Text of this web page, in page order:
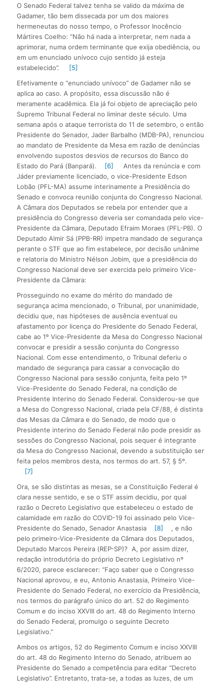
O Senado Federal talvez tenha se valido da máxima de
Gadamer, tão bem dissecada por um dos maiores
hermeneutas do nosso tempo, o Professor Inocêncio
Mártires Coelho: “Não há nada a interpretar, nem nada a
aprimorar, numa ordem terminante que exija obediência, ou
em um enunciado unívoco cujo sentido já esteja
estabelecido”.
[5]
Efetivamente o “enunciado unívoco” de Gadamer não se
aplica ao caso. A propósito, essa discussão não é
meramente acadêmica. Ela já foi objeto de apreciação pelo
Supremo Tribunal Federal no liminar deste século. Uma
semana após o ataque terrorista do 11 de setembro, o então
Presidente do Senador, Jader Barbalho (MDB-PA), renunciou
ao mandato de Presidente da Mesa em razão de denúncias
envolvendo supostos desvios de recursos do Banco do
Estado do Pará (Banpará).
[6]
Antes da renúncia e com
Jáder previamente licenciado, o vice-Presidente Edson
Lobão (PFL-MA) assume interinamente a Presidência do
Senado e convoca reunião conjunta do Congresso Nacional.
A Câmara dos Deputados se rebela por entender que a
presidência do Congresso deveria ser comandada pelo vice-
Presidente da Câmara, Deputado Efraim Moraes (PFL-PB). O
Deputado Almir Sá (PPB-RR) impetra mandado de segurança
perante o STF que ao fim estabelece, por decisão unânime
e relatoria do Ministro Nélson Jobim, que a presidência do
Congresso Nacional deve ser exercida pelo primeiro Vice-
Presidente da Câmara:
Prosseguindo no exame do mérito do mandado de
segurança acima mencionado, o Tribunal, por unanimidade,
decidiu que, nas hipóteses de ausência eventual ou
afastamento por licença do Presidente do Senado Federal,
cabe ao 1º Vice-Presidente da Mesa do Congresso Nacional
convocar e presidir a sessão conjunta do Congresso
Nacional. Com esse entendimento, o Tribunal deferiu o
mandado de segurança para cassar a convocação do
Congresso Nacional para sessão conjunta, feita pelo 1º
Vice-Presidente do Senado Federal, na condição de
Presidente Interino do Senado Federal. Considerou-se que
a Mesa do Congresso Nacional, criada pela CF/88, é distinta
das Mesas da Câmara e do Senado, de modo que o
Presidente interino do Senado Federal não pode presidir as
sessões do Congresso Nacional, pois sequer é integrante
da Mesa do Congresso Nacional, devendo a substituição ser
feita pelos membros desta, nos termos do art. 57, § 5º.
[7]
Ora, se são distintas as mesas, se a Constituição Federal é
clara nesse sentido, e se o STF assim decidiu, por qual
razão o Decreto Legislativo que estabeleceu o estado de
calamidade em razão do COVID-19 foi assinado pelo Vice-
Presidente do Senado, Senador Anastasia
[8]
, e não
pelo primeiro-Vice-Presidente da Câmara dos Deputados,
Deputado Marcos Pereira (REP-SP)? A, por assim dizer,
redação introdutória do próprio Decreto Legislativo nº
6/2020, parece esclarecer: “Faço saber que o Congresso
Nacional aprovou, e eu, Antonio Anastasia, Primeiro Vice-
Presidente do Senado Federal, no exercício da Presidência,
nos termos do parágrafo único do art. 52 do Regimento
Comum e do inciso XXVIII do art. 48 do Regimento Interno
do Senado Federal, promulgo o seguinte Decreto
Legislativo.”
Ambos os artigos, 52 do Regimento Comum e inciso XXVIII
do art. 48 do Regimento Interno do Senado, atribuem ao
Presidente do Senado a competência para editar “Decreto
Legislativo”. Entretanto, trata-se, a todas as luzes, de um